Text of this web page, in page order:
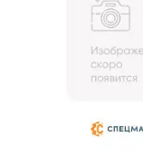
3D тур по
3D тур по складам
sksale@skdst.ru